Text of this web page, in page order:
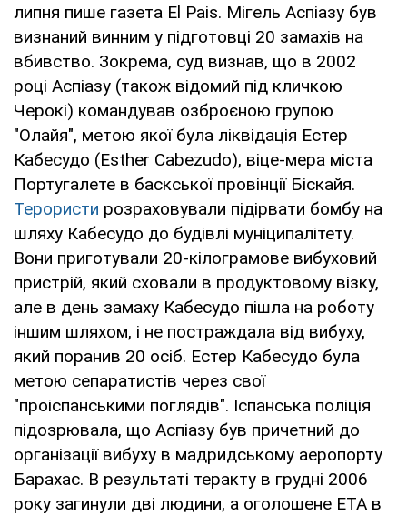
липня пише газета El Pais. Мігель Аспіазу був
визнаний винним у підготовці 20 замахів на
вбивство. Зокрема, суд визнав, що в 2002
році Аспіазу (також відомий під кличкою
Черокі) командував озброєною групою
"Олайя", метою якої була ліквідація Естер
Кабесудо (Esther Cabezudo), віце-мера міста
Португалете в баскської провінції Біскайя.
Терористи розраховували підірвати бомбу на
шляху Кабесудо до будівлі муніципалітету.
Вони приготували 20-кілограмове вибуховий
пристрій, який сховали в продуктовому візку,
але в день замаху Кабесудо пішла на роботу
іншим шляхом, і не постраждала від вибуху,
який поранив 20 осіб. Естер Кабесудо була
метою сепаратистів через свої
"проіспанськими поглядів". Іспанська поліція
підозрювала, що Аспіазу був причетний до
організації вибуху в мадридському аеропорту
Барахас. В результаті теракту в грудні 2006
року загинули дві людини, а оголошене ETA в